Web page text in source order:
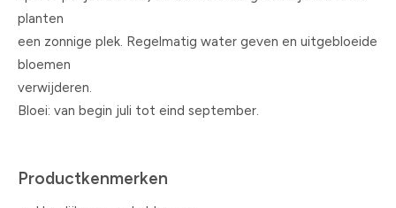
planten
een zonnige plek. Regelmatig water geven en uitgebloeide
bloemen
verwijderen.
Bloei: van begin juli tot eind september.
Productkenmerken